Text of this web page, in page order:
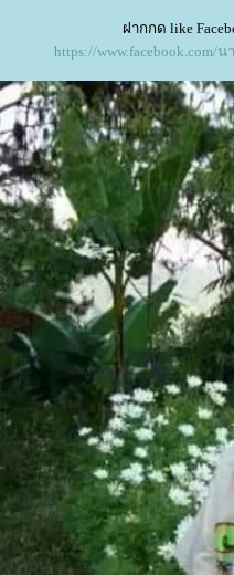
ฝากกด like
https://www.facebook.com/